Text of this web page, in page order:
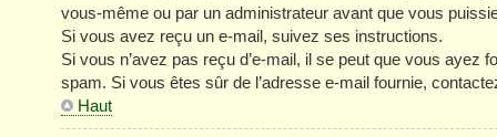
vous-même ou par un administrateur avant que vous
Si vous avez reçu un e-mail, suivez ses instructions.
Si vous n’avez pas reçu d’e-mail, il se peut que vous ayez
spam. Si vous êtes sûr de l’adresse e-mail fournie,
Haut